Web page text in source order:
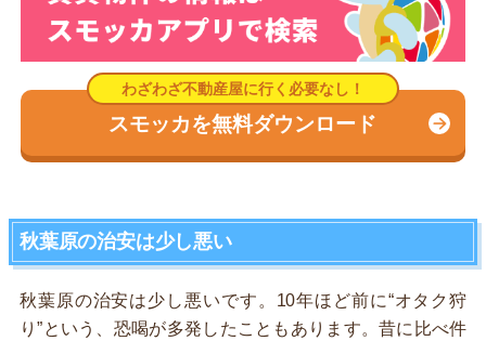
スモッカを無料ダウンロード
秋葉原の治安は少し悪い
秋葉原の治安は少し悪いです。10年ほど前に“オタク狩
り”という、恐喝が多発したこともあります。昔に比べ件